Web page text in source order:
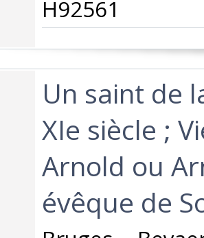
H92561‎
‎Un saint de
XIe siècle ;
Arnold ou
évêque de